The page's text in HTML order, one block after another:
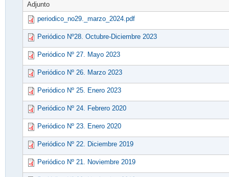
Adjunto
periodico_no29._marzo_2024.pdf
Periódico Nº28. Octubre-Diciembre 2023
Periódico Nº 27. Mayo 2023
Periódico Nº 26. Marzo 2023
Periódico Nº 25. Enero 2023
Periódico Nº 24. Febrero 2020
Periódico Nº 23. Enero 2020
Periódico Nº 22. Diciembre 2019
Periódico Nº 21. Noviembre 2019